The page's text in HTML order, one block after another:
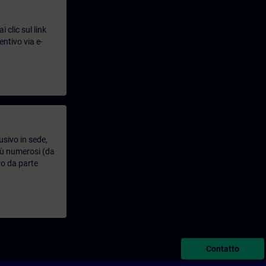
clic sul link
via e-
in sede,
numerosi (da
da parte
Contatto